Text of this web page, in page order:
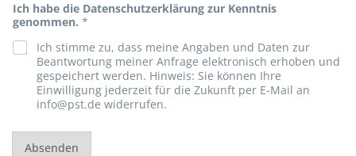
Ich habe die Datenschutzerklärung zur Kenntnis
genommen. *
Ich stimme zu, dass meine Angaben und Daten zur
Beantwortung meiner Anfrage elektronisch erhoben und
gespeichert werden. Hinweis: Sie können Ihre
Einwilligung jederzeit für die Zukunft per E-Mail an
info@pst.de widerrufen.
Absenden